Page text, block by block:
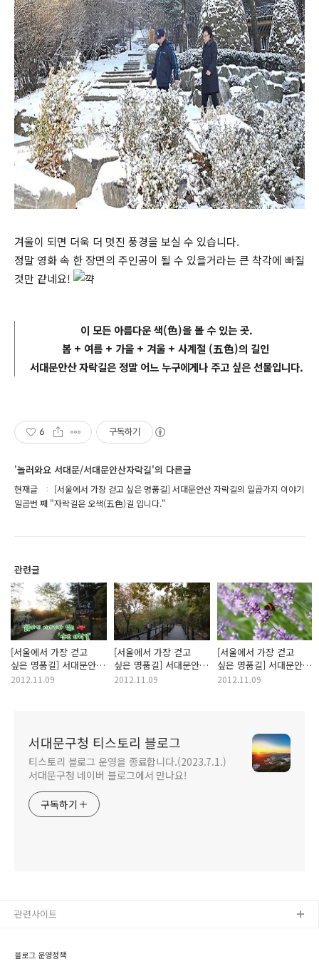
겨울이 되면 더욱 더 멋진 풍경을 보실 수 있습니다.
정말 영화 속 한 장면의 주인공이 될 수 있을거라는 큰 착각에 빠질
것만 같네요!
이 모든 아름다운 색(色)을 볼 수 있는 곳.
봄 + 여름 + 가을 + 겨울 + 사계절 (五色)의 길인
서대문안산 자락길은 정말 어느 누구에게나 주고 싶은 선물입니다.
6 구독하기
'놀러와요 서대문/서대문안산자락길'의 다른글
현재글
[서울에서 가장 걷고 싶은 명품길] 서대문안산 자락길의 일곱가지 이야기
일곱번 째 "자락길은 오색(五色)길 입니다."
관련글
[서울에서 가장 걷고
싶은 명품길] 서대문안산
자락길의 일곱가지
2012.11.09
[서울에서 가장 걷고
싶은 명품길] 서대문안산
자락길 "달라진 너의
2012.11.09
[서울에서 가장 걷고
싶은 명품길] 서대문안산
자락길의 일곱가지
2012.11.09
서대문구청 티스토리 블로그
티스토리 블로그 운영을 종료합니다.(2023.7.1.)
서대문구청 네이버 블로그에서 만나요!
구독하기
블로그 운영정책
관련사이트